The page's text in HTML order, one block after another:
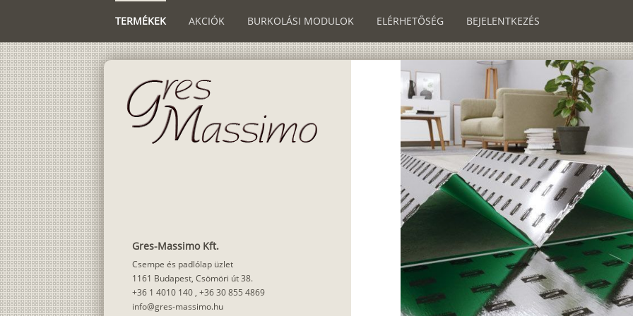
TERMÉKEK AKCIÓK BURKOLÁSI MODULOK ELÉRHETŐSÉG BEJELENTKEZÉS
Gres-Massimo Kft.
Csempe és padlólap üzlet
1161 Budapest, Csömöri út 38.
+36 1 4010 140 , +36 30 855 4869
info@gres-massimo.hu